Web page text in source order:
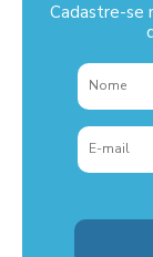
Cadastre-se